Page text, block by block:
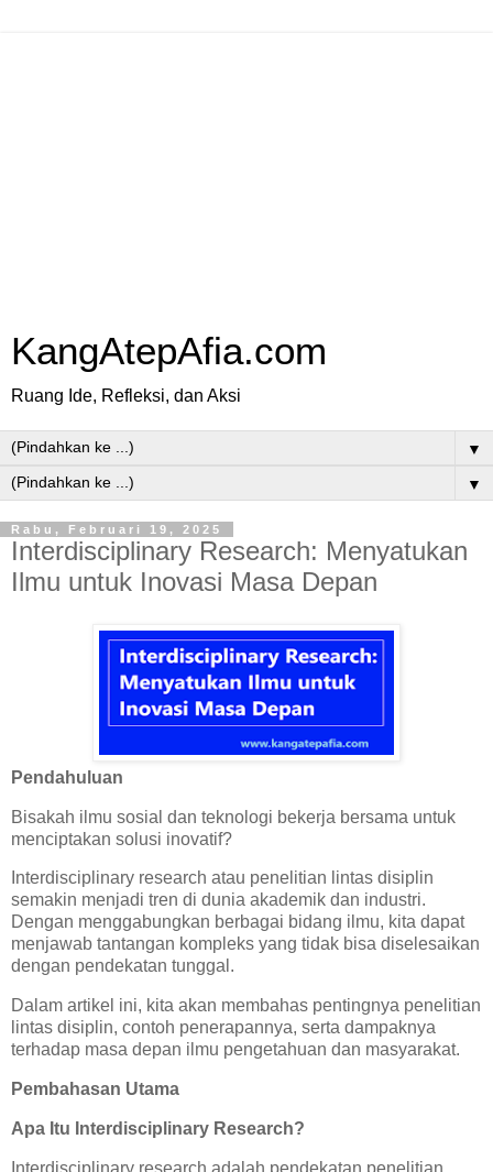
KangAtepAfia.com
Ruang Ide, Refleksi, dan Aksi
▼
▼
Rabu, Februari 19, 2025
Interdisciplinary Research: Menyatukan
Ilmu untuk Inovasi Masa Depan
Pendahuluan
Bisakah ilmu sosial dan teknologi bekerja bersama untuk
menciptakan solusi inovatif?
Interdisciplinary research atau penelitian lintas disiplin
semakin menjadi tren di dunia akademik dan industri.
Dengan menggabungkan berbagai bidang ilmu, kita dapat
menjawab tantangan kompleks yang tidak bisa diselesaikan
dengan pendekatan tunggal.
Dalam artikel ini, kita akan membahas pentingnya penelitian
lintas disiplin, contoh penerapannya, serta dampaknya
terhadap masa depan ilmu pengetahuan dan masyarakat.
Pembahasan Utama
Apa Itu Interdisciplinary Research?
Interdisciplinary research adalah pendekatan penelitian